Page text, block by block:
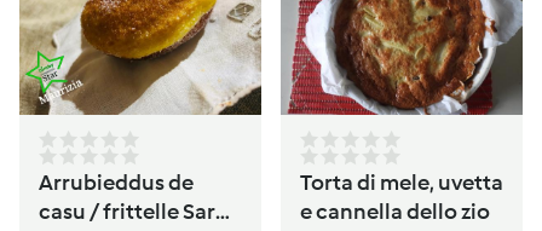
Arrubieddus de
casu / frittelle Sarde
Torta di mele, uvetta
e cannella dello zio